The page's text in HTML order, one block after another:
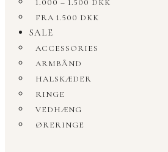
1.000 – 1.500 DKK
FRA 1.500 DKK
SALE
ACCESSORIES
ARMBÅND
HALSKÆDER
RINGE
VEDHÆNG
ØRERINGE